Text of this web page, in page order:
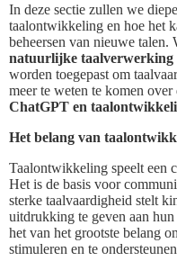
In deze sectie zullen we
taalontwikkeling en hoe het
beheersen van nieuwe talen.
natuurlijke taalverwerking
worden toegepast om
meer te weten te komen
ChatGPT en
Het belang van
Taalontwikkeling speelt een
Het is de basis voor
sterke taalvaardigheid stelt
uitdrukking te geven aan
het van het grootste belang
stimuleren en te